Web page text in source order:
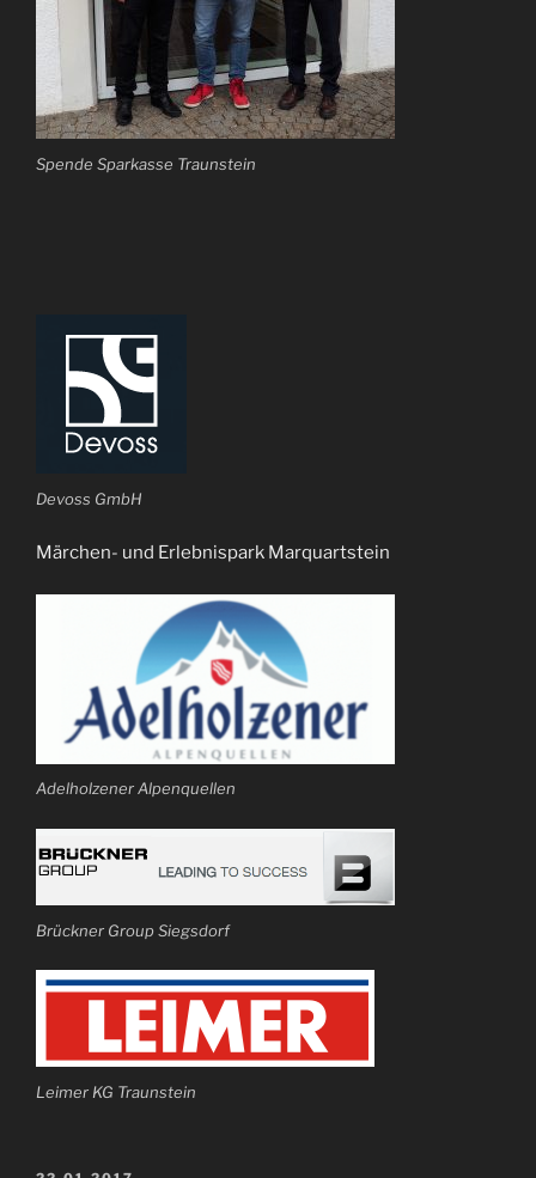
Spende Sparkasse Traunstein
Devoss GmbH
Märchen- und Erlebnispark Marquartstein
Adelholzener Alpenquellen
Brückner Group Siegsdorf
Leimer KG Traunstein